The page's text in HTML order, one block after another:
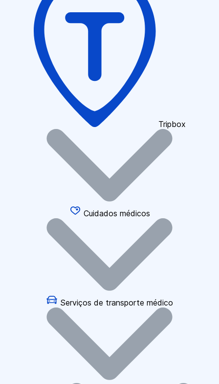
Tripbox
Cuidados médicos
Serviços de transporte médico